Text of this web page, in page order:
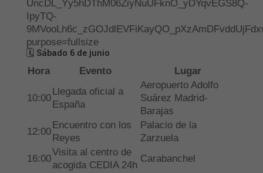
🗓 Sábado 6 de junio
Hora Evento Lugar
10:00
Llegada oficial a
España
Aeropuerto Adolfo
Suárez Madrid-
Barajas
12:00
Encuentro con los
Reyes
Palacio de la
Zarzuela
16:00
Visita al centro de
acogida CEDIA 24h
Carabanchel